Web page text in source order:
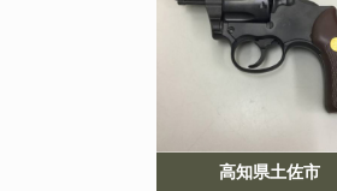
高知県土佐市